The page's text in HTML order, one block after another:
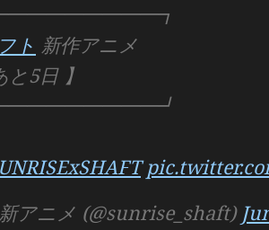
ト 新作アニメ
日 】
アニメ (@sunrise_shaft)